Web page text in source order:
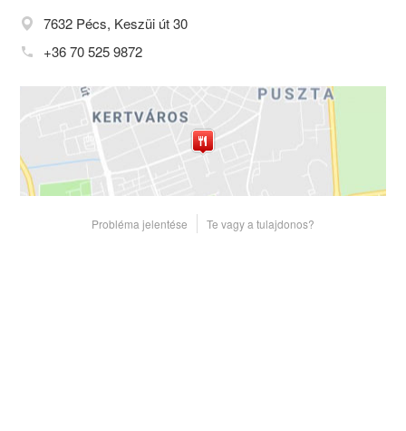
7632 Pécs, Keszüi út 30
+36 70 525 9872
Probléma jelentése Te vagy a tulajdonos?